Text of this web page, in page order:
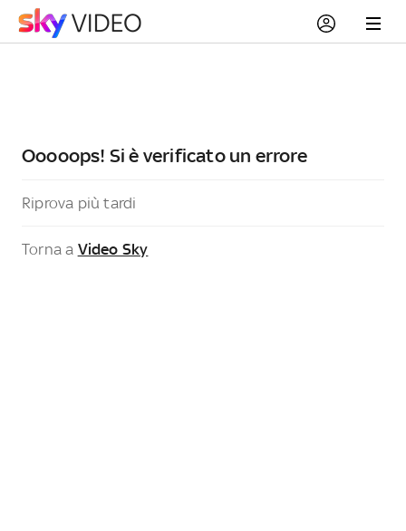
Ooooops! Si è verificato un errore
Riprova più tardi
Torna a Video Sky